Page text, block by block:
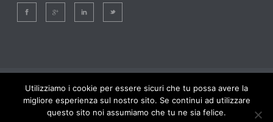
2015 iride progetti – SanziSoft – Senigallia(ANCONA) - tel.
Utilizziamo i cookie per essere sicuri che tu possa avere la
migliore esperienza sul nostro sito. Se continui ad utilizzare
questo sito noi assumiamo che tu ne sia felice.